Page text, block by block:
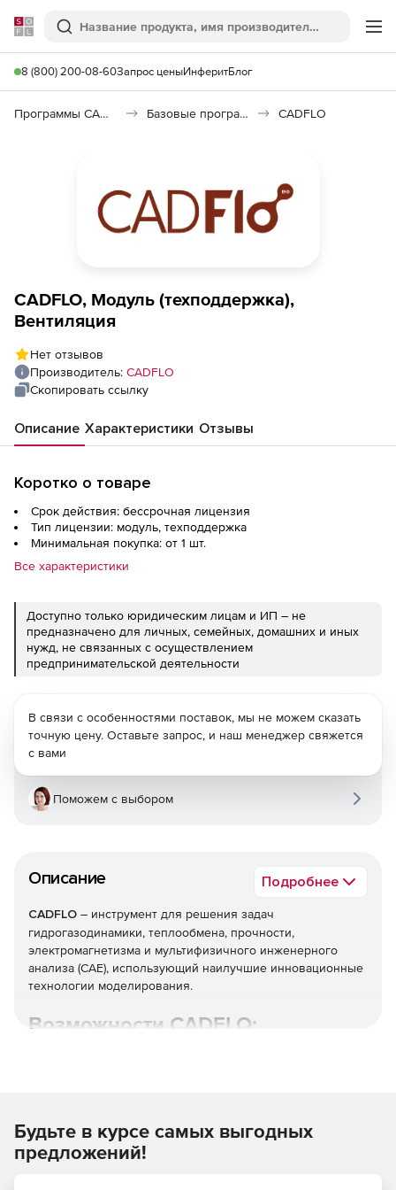
Softline
Поиск
8 (800) 200-08-60Запрос ценыИнферитБлог
Программы САПР и ГИС Базовые программы CADFLO
CADFLO, Модуль (техподдержка),
Вентиляция
Нет отзывов
Производитель: CADFLO
Скопировать ссылку
Описание Характеристики Отзывы
Коротко о товаре
Срок действия: бессрочная лицензия
Тип лицензии: модуль, техподдержка
Минимальная покупка: от 1 шт.
Все характеристики
Доступно только юридическим лицам и ИП – не
предназначено для личных, семейных, домашних и иных
нужд, не связанных с осуществлением
предпринимательской деятельности
Описание Подробнее
CADFLO – инструмент для решения задач
гидрогазодинамики, теплообмена, прочности,
электромагнетизма и мультифизичного инженерного
анализа (CAE), использующий наилучшие инновационные
технологии моделирования.
Возможности СADFLO:
Автоматическое построение КЭ сетки CADFLO
позволяет создавать сетку для твердотельных и
В связи с особенностями поставок, мы не можем сказать
точную цену. Оставьте запрос, и наш менеджер свяжется
с вами
Поможем с выбором
Будьте в курсе самых выгодных
предложений!